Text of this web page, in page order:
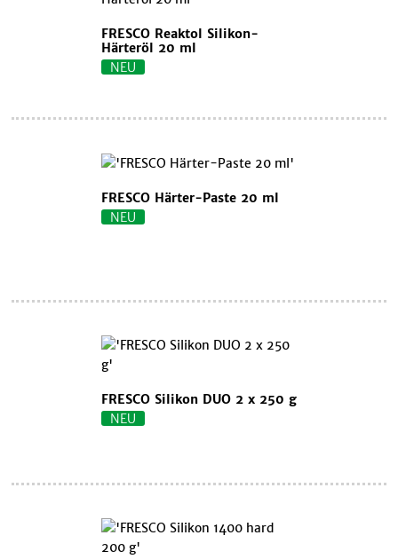
FRESCO Reaktol Silikon-
Härteröl 20 ml
NEU
FRESCO Härter-Paste 20 ml
NEU
FRESCO Silikon DUO 2 x 250 g
NEU